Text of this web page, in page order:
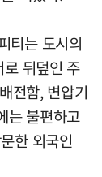
티는 도시의
뒤덮인 주
전함, 변압기
는 불편하고
한 외국인